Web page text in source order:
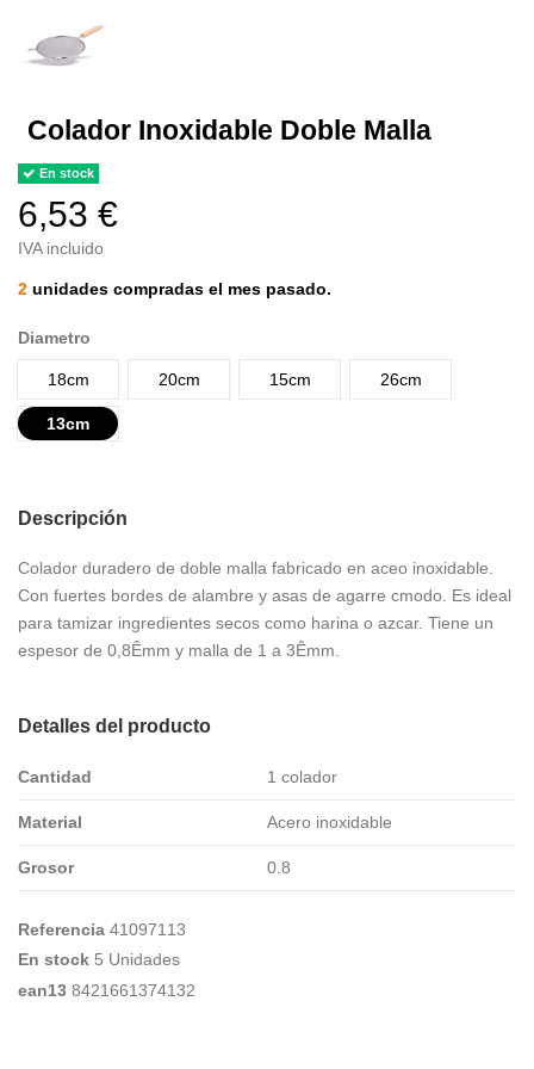
Colador Inoxidable Doble Malla
En stock
6,53 €
IVA incluido
2 unidades compradas el mes pasado.
Diametro
18cm 20cm 15cm 26cm
13cm
Descripción
Colador duradero de doble malla fabricado en aceo inoxidable.
Con fuertes bordes de alambre y asas de agarre cmodo. Es ideal
para tamizar ingredientes secos como harina o azcar. Tiene un
espesor de 0,8Êmm y malla de 1 a 3Êmm.
Detalles del producto
Cantidad 1 colador
Material Acero inoxidable
Grosor 0.8
Referencia 41097113
En stock 5 Unidades
ean13 8421661374132